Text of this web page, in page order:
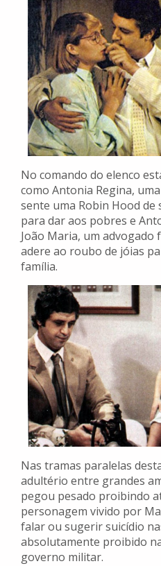
No comando do elenco
como Antonia Regina,
sente uma Robin Hood de
para dar aos pobres e
João Maria, um advogado
adere ao roubo de jóias
família.
Nas tramas paralelas
adultério entre grandes
pegou pesado proibindo
personagem vivido por
falar ou sugerir suicídio
absolutamente proibido
governo militar.